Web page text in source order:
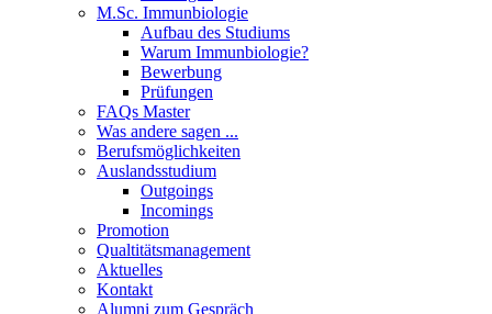
M.Sc. Immunbiologie
Aufbau des Studiums
Warum Immunbiologie?
Bewerbung
Prüfungen
FAQs Master
Was andere sagen ...
Berufsmöglichkeiten
Auslandsstudium
Outgoings
Incomings
Promotion
Qualtitätsmanagement
Aktuelles
Kontakt
Alumni zum Gespräch